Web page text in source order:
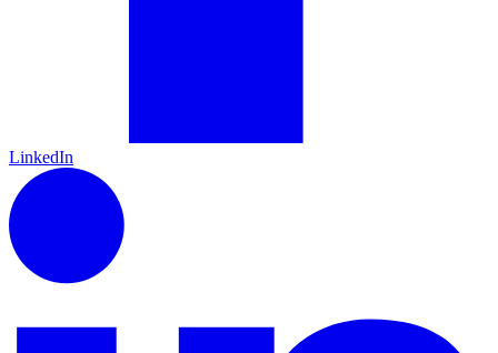
LinkedIn